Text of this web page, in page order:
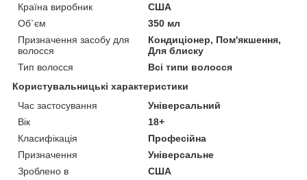
Країна виробник
США
Об`єм
350 мл
Призначення засобу для
волосся
Кондиціонер, Пом'якшення,
Для блиску
Тип волосся
Всі типи волосся
Користувальницькі характеристики
Час застосування
Універсальний
Вік
18+
Класифікація
Професійна
Призначення
Універсальне
Зроблено в
США